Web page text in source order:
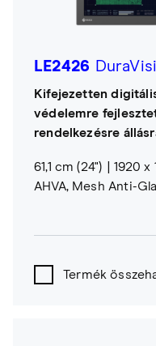
LE2426
Kifejezetten
védelemre
rendelkezésre
61,1 cm (24")
1920 x
AHVA, Mesh Anti-
Termék